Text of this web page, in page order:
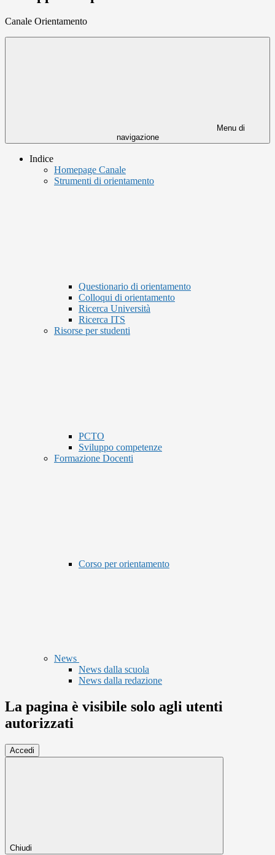
Canale Orientamento
Menu di
navigazione
Indice
Homepage Canale
Strumenti di orientamento
Questionario di orientamento
Colloqui di orientamento
Ricerca Università
Ricerca ITS
Risorse per studenti
PCTO
Sviluppo competenze
Formazione Docenti
Corso per orientamento
News
News dalla scuola
News dalla redazione
La pagina è visibile solo agli utenti
autorizzati
Accedi
Chiudi